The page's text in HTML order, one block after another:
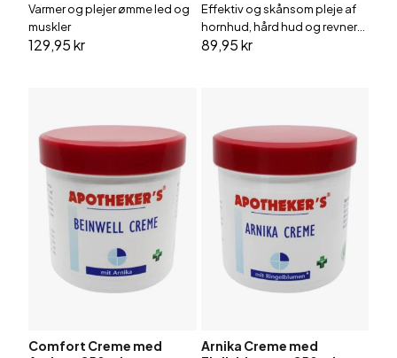
Varmer og plejer ømme led og
muskler
129,95 kr
Effektiv og skånsom pleje af
hornhud, hård hud og revner
på fødderne
89,95 kr
Comfort Creme med
Arnika Creme med